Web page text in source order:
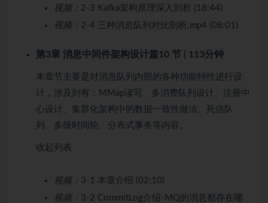
视频： 2-3 Kafka架构原理深入剖析 (18:44)
视频： 2-4 三种消息队列对比剖析.mp4 (08:01)
第3章 消息中间件架构设计篇 10 节 | 113分钟
本章节主要是对消息队列内部的各种功能特性进行设
计，涉及到有：MMap读写、多消费队列设计、注册中
心设计、集群化架构中的数据一致性做法、死信队
列、多级时间轮、分布式事务等内容。
收起列表
视频： 3-1 本章介绍 (02:10)
视频： 3-2 CommitLog介绍-MQ的消息都存在哪